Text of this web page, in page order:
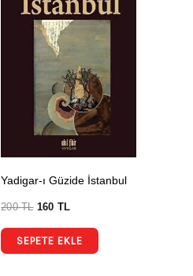
Yadigar-ı Güzide İstanbul
200TL 160 TL
SEPETE EKLE